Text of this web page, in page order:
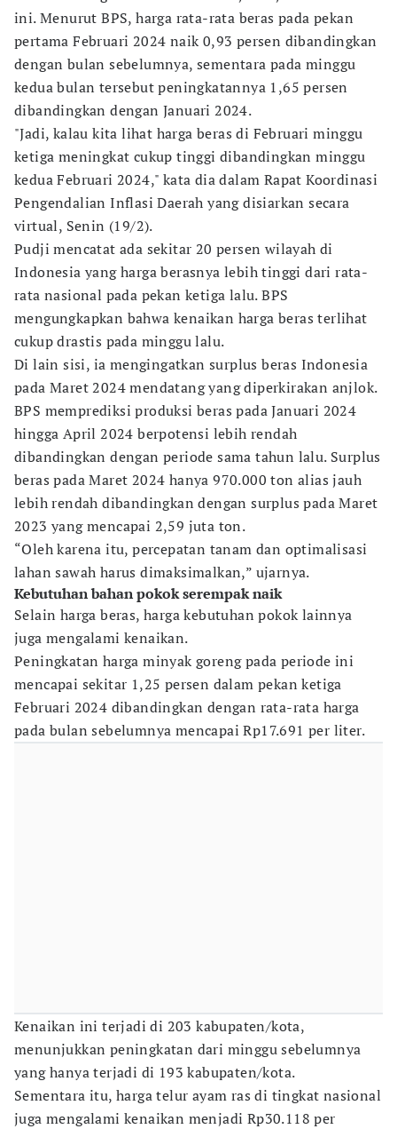
ini. Menurut BPS, harga rata-rata beras pada pekan
pertama Februari 2024 naik 0,93 persen dibandingkan
dengan bulan sebelumnya, sementara pada minggu
kedua bulan tersebut peningkatannya 1,65 persen
dibandingkan dengan Januari 2024.
"Jadi, kalau kita lihat harga beras di Februari minggu
ketiga meningkat cukup tinggi dibandingkan minggu
kedua Februari 2024," kata dia dalam Rapat Koordinasi
Pengendalian Inflasi Daerah yang disiarkan secara
virtual, Senin (19/2).
Pudji mencatat ada sekitar 20 persen wilayah di
Indonesia yang harga berasnya lebih tinggi dari rata-
rata nasional pada pekan ketiga lalu. BPS
mengungkapkan bahwa kenaikan harga beras terlihat
cukup drastis pada minggu lalu.
Di lain sisi, ia mengingatkan surplus beras Indonesia
pada Maret 2024 mendatang yang diperkirakan anjlok.
BPS memprediksi produksi beras pada Januari 2024
hingga April 2024 berpotensi lebih rendah
dibandingkan dengan periode sama tahun lalu. Surplus
beras pada Maret 2024 hanya 970.000 ton alias jauh
lebih rendah dibandingkan dengan surplus pada Maret
2023 yang mencapai 2,59 juta ton.
“Oleh karena itu, percepatan tanam dan optimalisasi
lahan sawah harus dimaksimalkan,” ujarnya.
Kebutuhan bahan pokok serempak naik
Selain harga beras, harga kebutuhan pokok lainnya
juga mengalami kenaikan.
Peningkatan harga minyak goreng pada periode ini
mencapai sekitar 1,25 persen dalam pekan ketiga
Februari 2024 dibandingkan dengan rata-rata harga
pada bulan sebelumnya mencapai Rp17.691 per liter.
Kenaikan ini terjadi di 203 kabupaten/kota,
menunjukkan peningkatan dari minggu sebelumnya
yang hanya terjadi di 193 kabupaten/kota.
Sementara itu, harga telur ayam ras di tingkat nasional
juga mengalami kenaikan menjadi Rp30.118 per